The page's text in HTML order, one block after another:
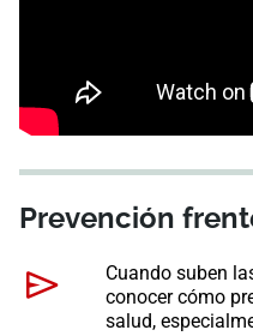
Prevención
Cuando suben
conocer cómo
salud,